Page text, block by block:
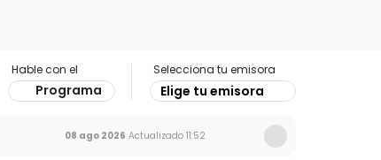
Hable con el
Programa
Selecciona tu emisora
Elige tu emisora
08 ago 2026 Actualizado 11:52